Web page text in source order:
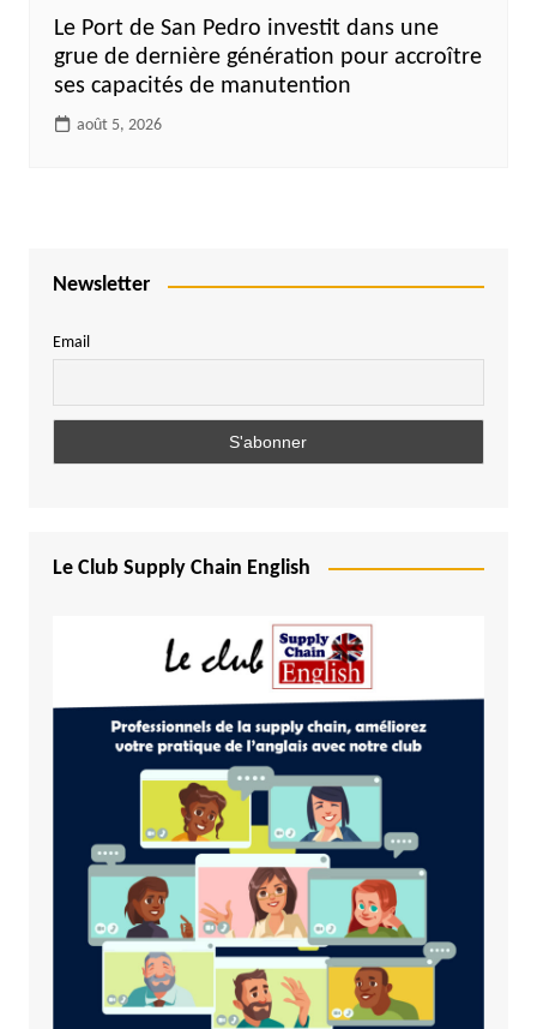
Le Port de San Pedro investit dans une
grue de dernière génération pour accroître
ses capacités de manutention
août 5, 2026
Newsletter
Email
Le Club Supply Chain English